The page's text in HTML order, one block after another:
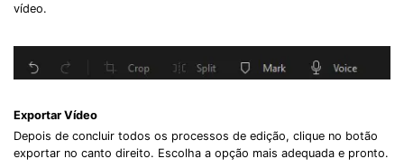
vídeo.
Exportar Vídeo
Depois de concluir todos os processos de edição, clique no botão
exportar no canto direito. Escolha a opção mais adequada e pronto.